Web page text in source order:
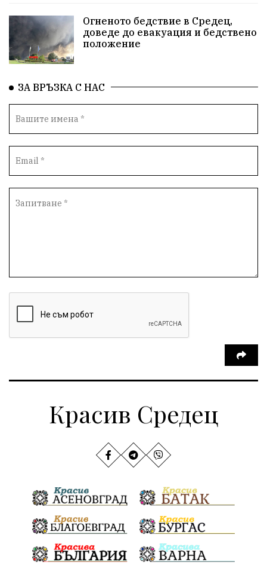
Огненото бедствие в Средец,
доведе до евакуация и бедствено
положение
ЗА ВРЪЗКА С НАС
Красив Средец